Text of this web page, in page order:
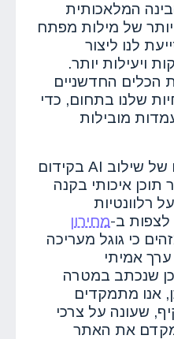
המלאכותית
של מילות מפתח
לנו ליצור
ויעילות יותר.
הכלים החדשניים
שלנו בתחום, כדי
מובילות
אחד היתרונות הבולטים של שילוב AI בקידום
תוכן איכותי בקנה
רלוונטיות
לצפות ב-מחירון
כי גוגל מעריכה
ערך אמיתי
שנכתב במטרה
אנו מתמקדים
שעונה על צרכי
מקדם את האתר